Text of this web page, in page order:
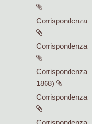
Corrispondenza
Corrispondenza
Corrispondenza
1868)
Corrispondenza
Corrispondenza